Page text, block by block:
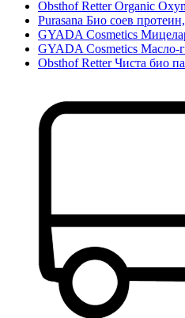
Obsthof Retter Organic
Purasana Био соев
GYADA Cosmetics
GYADA Cosmetics Масло-
Obsthof Retter Чиста био